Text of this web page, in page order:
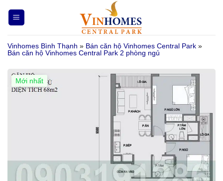
qua
nội
dung
Vinhomes Bình Thạnh » Bán căn hộ Vinhomes Central Park »
Bán căn hộ Vinhomes Central Park 2 phòng ngủ
Mới nhất